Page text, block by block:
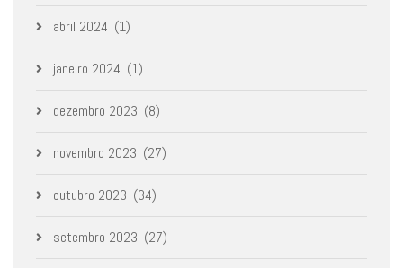
abril 2024 (1)
janeiro 2024 (1)
dezembro 2023 (8)
novembro 2023 (27)
outubro 2023 (34)
setembro 2023 (27)